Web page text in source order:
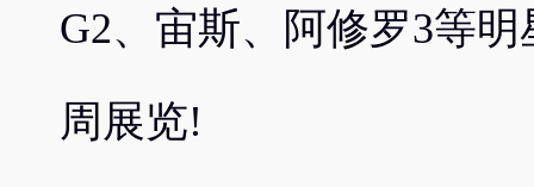
G2、宙斯、阿修罗3等
周展览!